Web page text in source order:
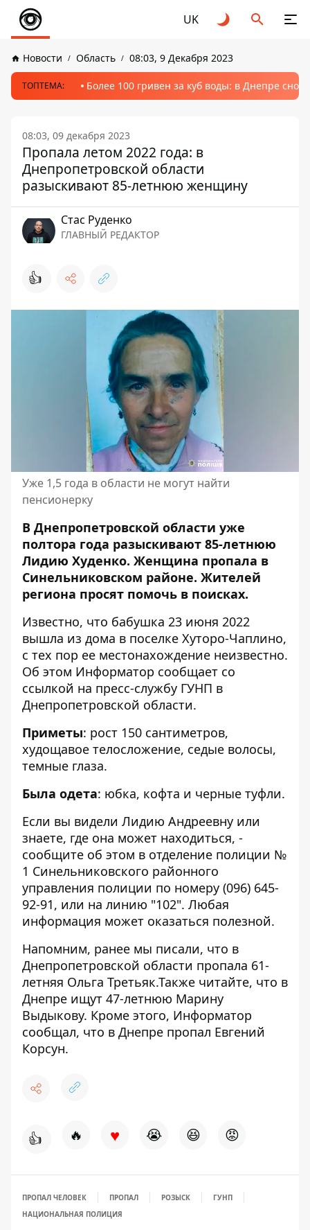
UK
Новости Область 08:03, 9 Декабря 2023
ТОПТЕМА: Более 100 гривен за куб воды: в Днепре
08:03, 09 декабря 2023
Пропала летом 2022 года: в
Днепропетровской области
разыскивают 85-летнюю женщину
Стаc Руденко
ГЛАВНЫЙ РЕДАКТОР
👍
Уже 1,5 года в области не могут найти
пенсионерку
В Днепропетровской области уже
полтора года разыскивают 85-летнюю
Лидию Худенко. Женщина пропала в
Синельниковском районе. Жителей
региона просят помочь в поисках.
Известно, что бабушка 23 июня 2022
вышла из дома в поселке Хуторо-Чаплино,
с тех пор ее местонахождение неизвестно.
Об этом Информатор сообщает со
ссылкой на пресс-службу ГУНП в
Днепропетровской области.
Приметы: рост 150 сантиметров,
худощавое телосложение, седые волосы,
темные глаза.
Была одета: юбка, кофта и черные туфли.
Если вы видели Лидию Андреевну или
знаете, где она может находиться, -
сообщите об этом в отделение полиции №
1 Синельниковского районного
управления полиции по номеру (096) 645-
92-91, или на линию "102". Любая
информация может оказаться полезной.
Напомним, ранее мы писали, что в
Днепропетровской области пропала 61-
летняя Ольга Третьяк.Также читайте, что в
Днепре ищут 47-летнюю Марину
Выдыкову. Кроме этого, Информатор
сообщал, что в Днепре пропал Евгений
Корсун.
👍 🔥 ♥ 😭 😆 😡
ПРОПАЛ ЧЕЛОВЕК ПРОПАЛ РОЗЫСК
ГУНП
НАЦИОНАЛЬНАЯ ПОЛИЦИЯ